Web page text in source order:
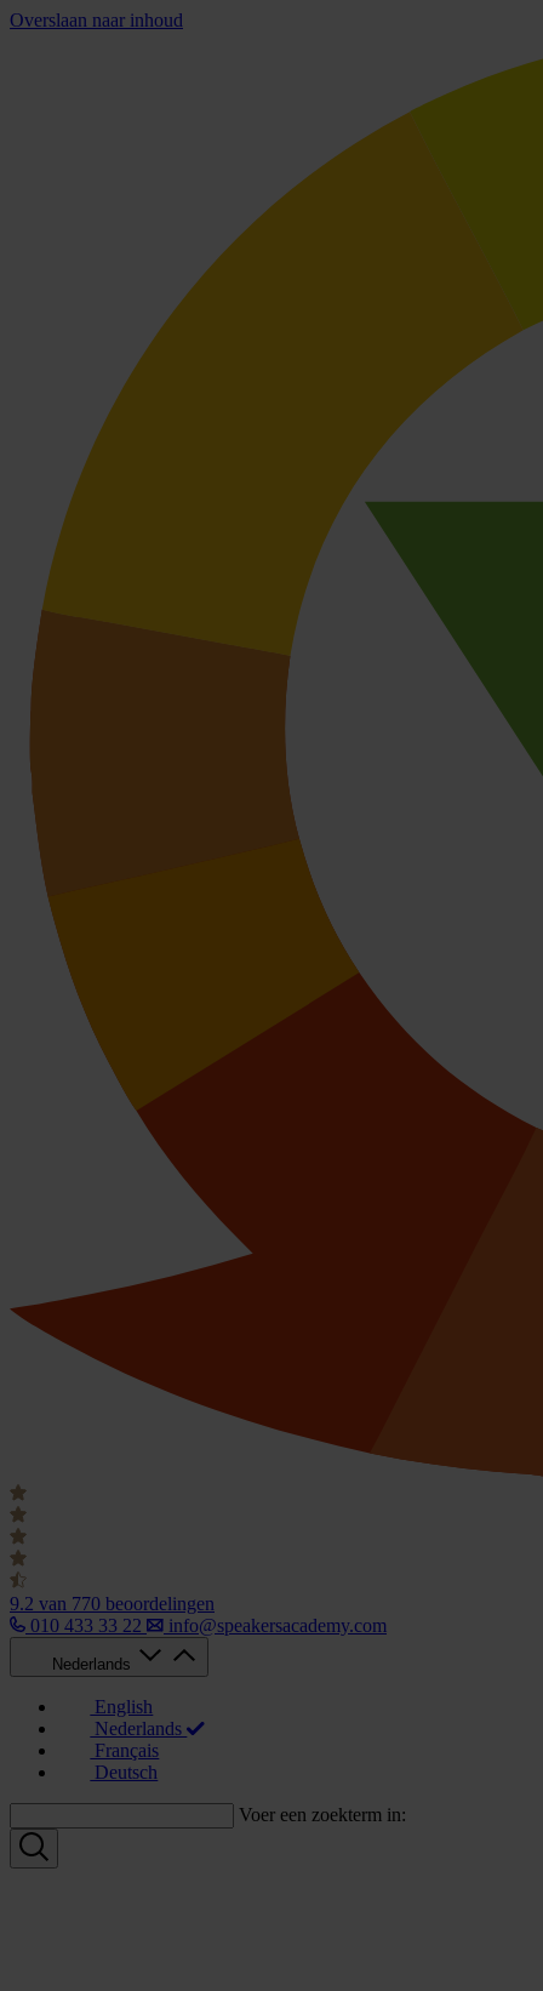
Overslaan naar inhoud
9.2 van 770 beoordelingen
010 433 33 22
info@speakersacademy.com
Nederlands
English
Nederlands
Français
Deutsch
Voer een zoekterm in: